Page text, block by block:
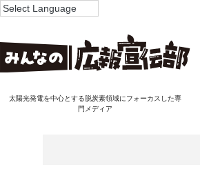
太陽光発電を中心とする脱炭素領域にフォーカスした専
門メディア